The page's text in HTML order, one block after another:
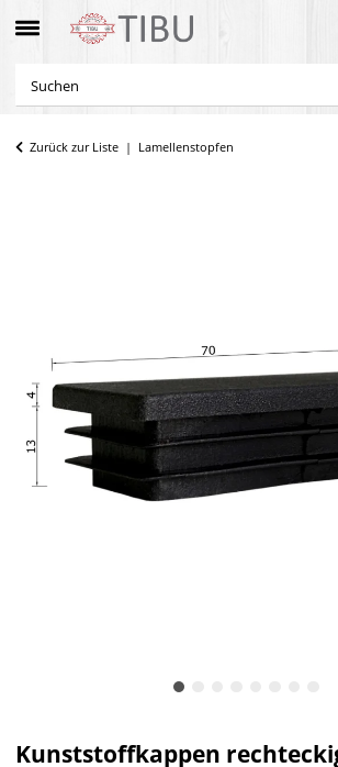
Zurück zur Liste Lamellenstopfen
Kunststoffkappen